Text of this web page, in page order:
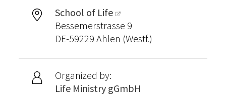
School of Life
Bessemerstrasse 9
DE-59229 Ahlen (Westf.)
Organized by:
Life Ministry gGmbH